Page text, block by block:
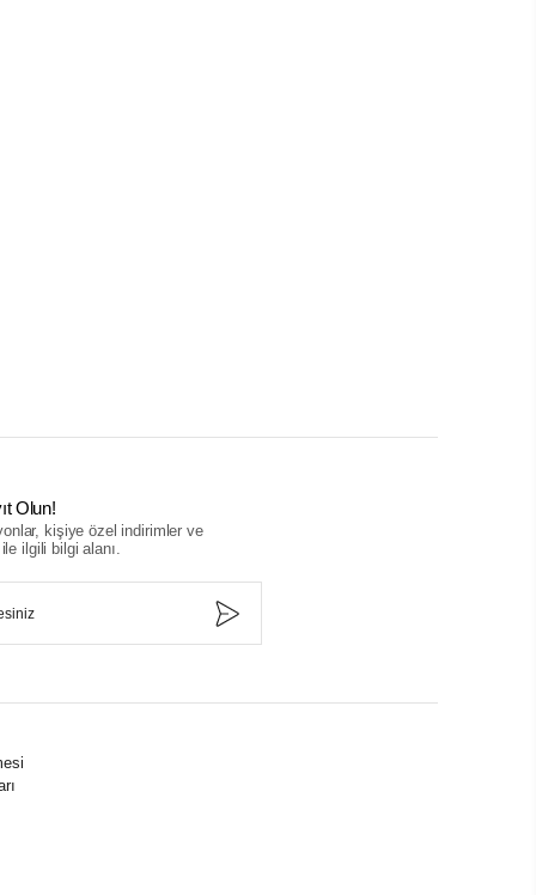
Olun!
kişiye özel indirimler ve
ilgili bilgi alanı.